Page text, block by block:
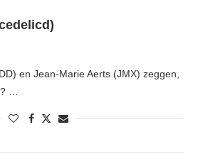
en Jean-Marie Aerts (JMX) zeggen,
…